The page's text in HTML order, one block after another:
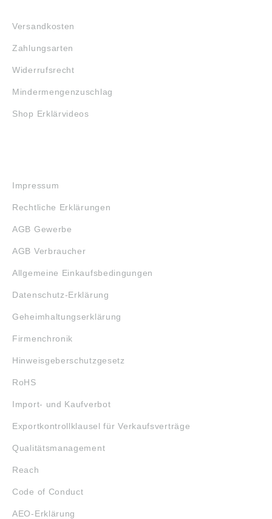
Versandkosten
Zahlungsarten
Widerrufsrecht
Mindermengenzuschlag
Shop Erklärvideos
Impressum
Rechtliche Erklärungen
AGB Gewerbe
AGB Verbraucher
Allgemeine Einkaufsbedingungen
Datenschutz-Erklärung
Geheimhaltungserklärung
Firmenchronik
Hinweisgeberschutzgesetz
RoHS
Import- und Kaufverbot
Exportkontrollklausel für Verkaufsverträge
Qualitätsmanagement
Reach
Code of Conduct
AEO-Erklärung